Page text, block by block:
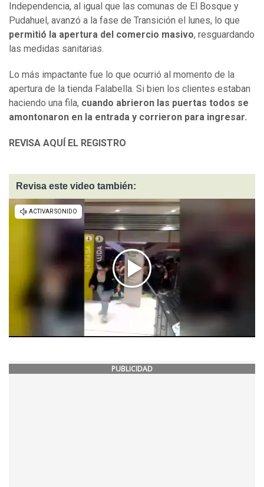
Independencia, al igual que las comunas de El Bosque y
Pudahuel, avanzó a la fase de Transición el lunes, lo que
permitió la apertura del comercio masivo, resguardando
las medidas sanitarias.
Lo más impactante fue lo que ocurrió al momento de la
apertura de la tienda Falabella. Si bien los clientes estaban
haciendo una fila, cuando abrieron las puertas todos se
amontonaron en la entrada y corrieron para ingresar.
REVISA AQUÍ EL REGISTRO
Revisa este video también:
PUBLICIDAD